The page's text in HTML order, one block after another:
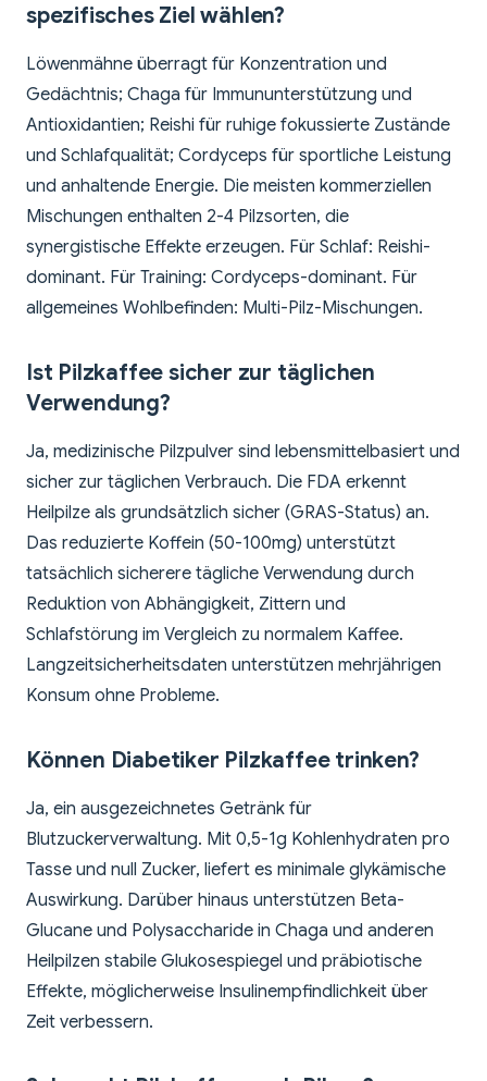
spezifisches Ziel wählen?
Löwenmähne überragt für Konzentration und
Gedächtnis; Chaga für Immununterstützung und
Antioxidantien; Reishi für ruhige fokussierte Zustände
und Schlafqualität; Cordyceps für sportliche Leistung
und anhaltende Energie. Die meisten kommerziellen
Mischungen enthalten 2-4 Pilzsorten, die
synergistische Effekte erzeugen. Für Schlaf: Reishi-
dominant. Für Training: Cordyceps-dominant. Für
allgemeines Wohlbefinden: Multi-Pilz-Mischungen.
Ist Pilzkaffee sicher zur täglichen
Verwendung?
Ja, medizinische Pilzpulver sind lebensmittelbasiert und
sicher zur täglichen Verbrauch. Die FDA erkennt
Heilpilze als grundsätzlich sicher (GRAS-Status) an.
Das reduzierte Koffein (50-100mg) unterstützt
tatsächlich sicherere tägliche Verwendung durch
Reduktion von Abhängigkeit, Zittern und
Schlafstörung im Vergleich zu normalem Kaffee.
Langzeitsicherheitsdaten unterstützen mehrjährigen
Konsum ohne Probleme.
Können Diabetiker Pilzkaffee trinken?
Ja, ein ausgezeichnetes Getränk für
Blutzuckerverwaltung. Mit 0,5-1g Kohlenhydraten pro
Tasse und null Zucker, liefert es minimale glykämische
Auswirkung. Darüber hinaus unterstützen Beta-
Glucane und Polysaccharide in Chaga und anderen
Heilpilzen stabile Glukosespiegel und präbiotische
Effekte, möglicherweise Insulinempfindlichkeit über
Zeit verbessern.